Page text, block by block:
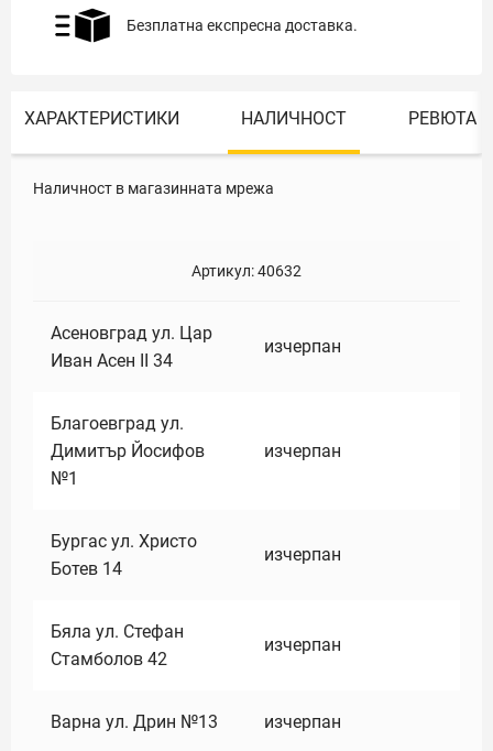
Безплатна експресна доставка.
ХАРАКТЕРИСТИКИ НАЛИЧНОСТ РЕВЮТА
Наличност в магазинната мрежа
Артикул:40632
Асеновград ул. Цар
Иван Асен II 34
изчерпан
Благоевград ул.
Димитър Йосифов
№1
изчерпан
Бургас ул. Христо
Ботев 14
изчерпан
Бяла ул. Стефан
Стамболов 42
изчерпан
Варна ул. Дрин №13 изчерпан